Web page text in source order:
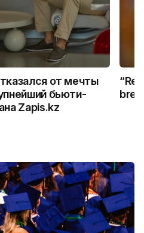
от мечты
бьюти-
Zapis.kz